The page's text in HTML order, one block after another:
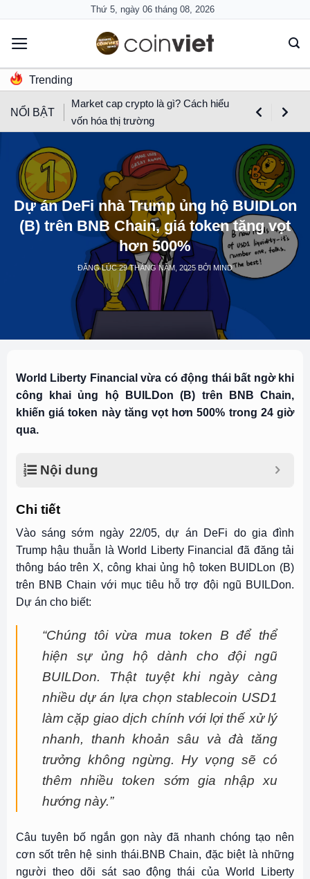
content
Thứ 5, ngày 06 tháng 08, 2026
Trending
NỔI BẬT
Market cap crypto là gì? Cách hiểu
vốn hóa thị trường
Dự án DeFi nhà Trump ủng hộ BUIDLon
(B) trên BNB Chain, giá token tăng vọt
hơn 500%
ĐĂNG LÚC29 THÁNG NĂM, 2025 BỞIMIND
World Liberty Financial vừa có động thái bất ngờ khi
công khai ủng hộ BUILDon (B) trên BNB Chain,
khiến giá token này tăng vọt hơn 500% trong 24 giờ
qua.
Nội dung
Chi tiết
Vào sáng sớm ngày 22/05, dự án DeFi do gia đình
Trump hậu thuẫn là World Liberty Financial đã đăng tải
thông báo trên X, công khai ủng hộ token BUIDLon (B)
trên BNB Chain với mục tiêu hỗ trợ đội ngũ BUILDon.
Dự án cho biết:
“Chúng tôi vừa mua token B để thể
hiện sự ủng hộ dành cho đội ngũ
BUILDon. Thật tuyệt khi ngày càng
nhiều dự án lựa chọn stablecoin USD1
làm cặp giao dịch chính với lợi thế xử lý
nhanh, thanh khoản sâu và đà tăng
trưởng không ngừng. Hy vọng sẽ có
thêm nhiều token sớm gia nhập xu
hướng này.”
Câu tuyên bố ngắn gọn này đã nhanh chóng tạo nên
cơn sốt trên hệ sinh thái.BNB Chain, đặc biệt là những
người theo dõi sát sao động thái của World Liberty